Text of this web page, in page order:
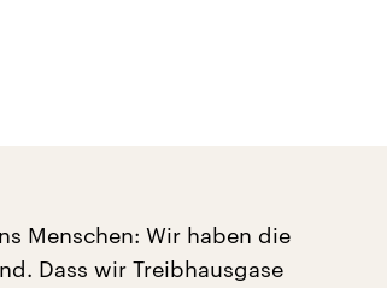
Menschen: Wir haben die
Dass wir Treibhausgase